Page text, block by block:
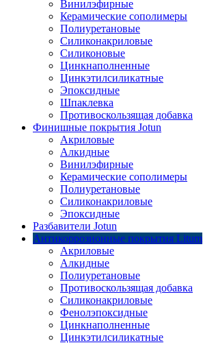
Винилэфирные
Керамические сополимеры
Полиуретановые
Силиконакриловые
Силиконовые
Цинкнаполненные
Цинкэтилсиликатные
Эпоксидные
Шпаклевка
Противоскользящая добавка
Финишные покрытия Jotun
Акриловые
Алкидные
Винилэфирные
Керамические сополимеры
Полиуретановые
Силиконакриловые
Эпоксидные
Разбавители Jotun
Антикоррозионные покрытия Litum
Акриловые
Алкидные
Полиуретановые
Противоскользящая добавка
Силиконакриловые
Фенолэпоксидные
Цинкнаполненные
Цинкэтилсиликатные